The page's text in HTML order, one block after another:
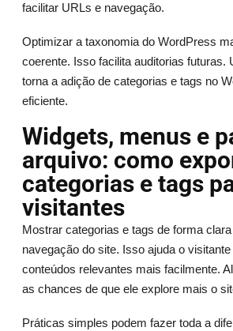
facilitar URLs e navegação.
Optimizar a taxonomia do WordPress
coerente. Isso facilita auditorias futuras.
torna a adição de categorias e tags no
eficiente.
Widgets, menus e
arquivo: como
categorias e tags
visitantes
Mostrar categorias e tags de forma
navegação do site. Isso ajuda o
conteúdos relevantes mais facilmente.
as chances de que ele explore mais o
Práticas simples podem fazer toda a